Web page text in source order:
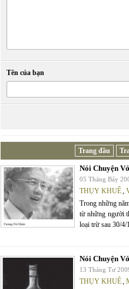
Tên của bạn
Trang đầu
Nói Chuyện
05 Tháng Bảy
THỤY KHUÊ,
Trong những
từ những người
loại trừ sau 30/4/
Nói Chuyện
13 Tháng Tư
THỤY KHUÊ,